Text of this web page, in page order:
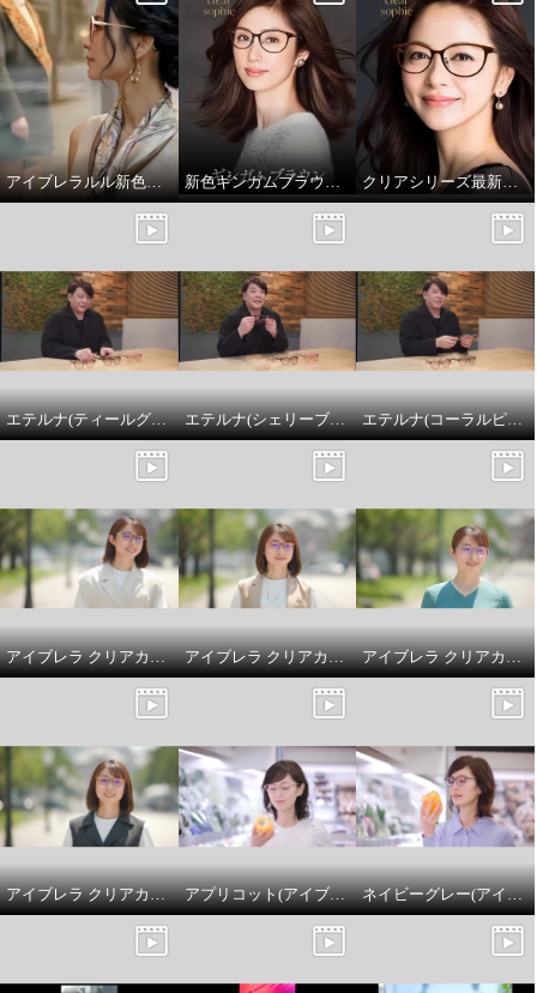
遠くも手元も快適な視界！ 美し
いデザインで瞳を守る ルーペ機
能付サングラス アイブレラ ルー
ピンクベージュ
¥0
アイブレラルル新色「ルミシャンパン」 クリアシリーズ最新モデル「アイブレラクリアソフィー」。大人上品に若々しく見せるデザイン✨
エテルナ(ティールグリーン) エテルナ(シェリーブラウン) エテルナ(コーラルピンク)
アイブレラ クリアカノン ダルメシアン アイブレラ クリアカノン ピンクブラウン アイブレラ クリアカノン ライトグレー
アイブレラ クリアカノン ゴールドベージュ アプリコット(アイブレラルーペサングラスアジャスト) ネイビーグレー(アイブレラルーペサングラスアジャスト)